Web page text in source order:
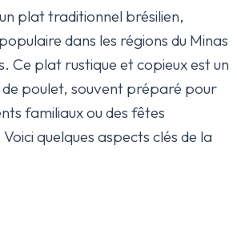
plat traditionnel brésilien,
dans les régions du Minas
Ce plat rustique et copieux est un
poulet, souvent préparé pour
familiaux ou des fêtes
quelques aspects clés de la